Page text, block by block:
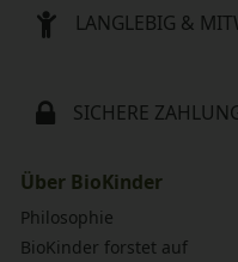
LANGLEBIG &
SICHERE
Über BioKinder
Philosophie
BioKinder forstet auf